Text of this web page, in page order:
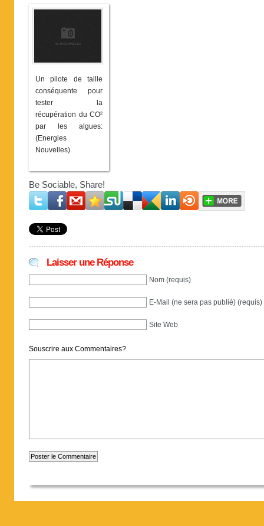
Un pilote de taille
conséquente pour
tester la
récupération du CO²
par les algues:
(Energies
Nouvelles)
Be Sociable, Share!
Laisser une Réponse
Nom (requis)
E-Mail (ne sera pas publié) (requis)
Site Web
Souscrire aux Commentaires?